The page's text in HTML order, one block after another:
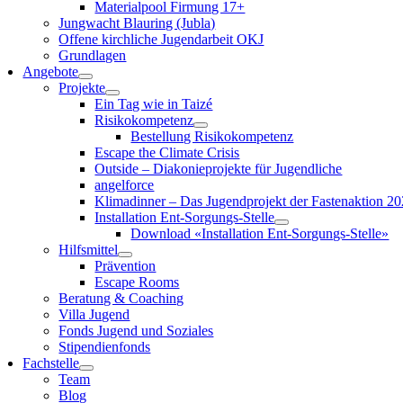
Materialpool Firmung 17+
Jungwacht Blauring (Jubla)
Offene kirchliche Jugendarbeit OKJ
Grundlagen
Angebote
Projekte
Ein Tag wie in Taizé
Risikokompetenz
Bestellung Risikokompetenz
Escape the Climate Crisis
Outside – Diakonieprojekte für Jugendliche
angelforce
Klimadinner – Das Jugendprojekt der Fastenaktion
Installation Ent-Sorgungs-Stelle
Download «Installation Ent-Sorgungs-Stelle»
Hilfsmittel
Prävention
Escape Rooms
Beratung & Coaching
Villa Jugend
Fonds Jugend und Soziales
Stipendienfonds
Fachstelle
Team
Blog